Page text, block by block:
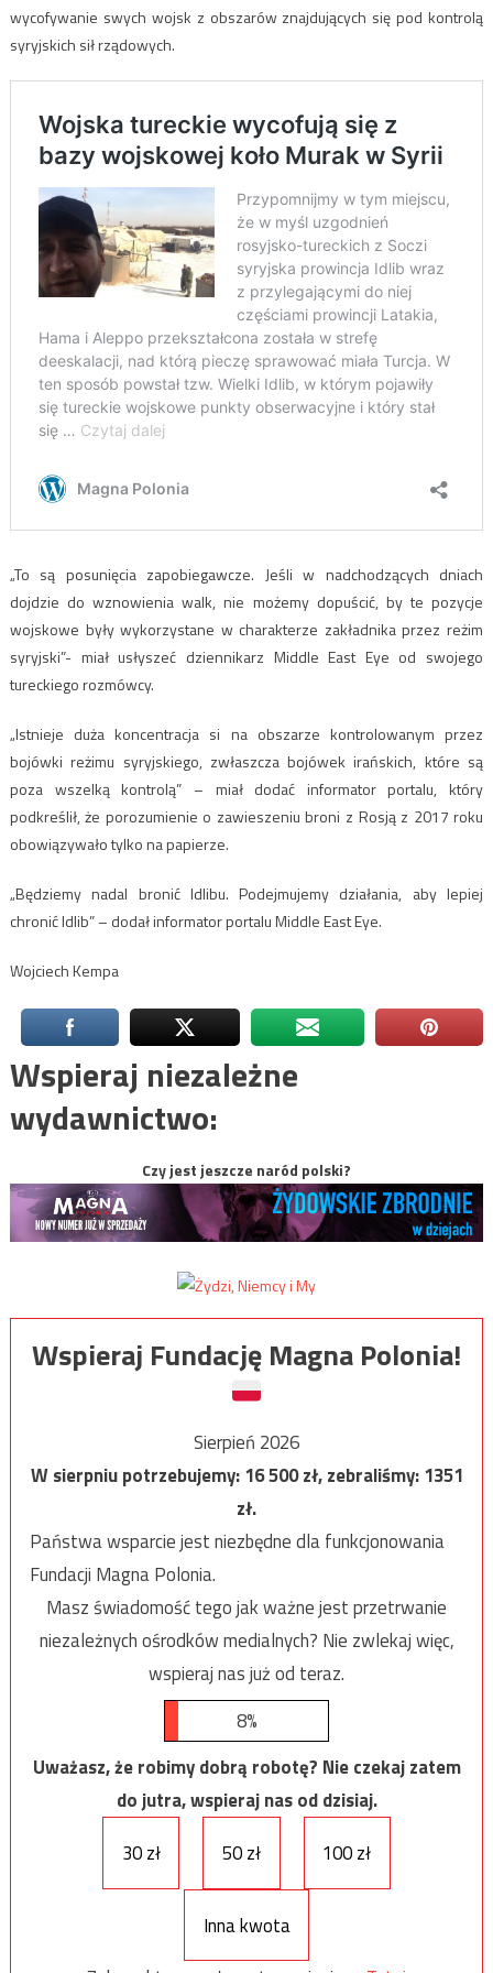
wycofywanie swych wojsk z obszarów znajdujących się pod kontrolą
syryjskich sił rządowych.
„To są posunięcia zapobiegawcze. Jeśli w nadchodzących dniach
dojdzie do wznowienia walk, nie możemy dopuścić, by te pozycje
wojskowe były wykorzystane w charakterze zakładnika przez reżim
syryjski”- miał usłyszeć dziennikarz Middle East Eye od swojego
tureckiego rozmówcy.
„Istnieje duża koncentracja si na obszarze kontrolowanym przez
bojówki reżimu syryjskiego, zwłaszcza bojówek irańskich, które są
poza wszelką kontrolą” – miał dodać informator portalu, który
podkreślił, że porozumienie o zawieszeniu broni z Rosją z 2017 roku
obowiązywało tylko na papierze.
„Będziemy nadal bronić Idlibu. Podejmujemy działania, aby lepiej
chronić Idlib” – dodał informator portalu Middle East Eye.
Wojciech Kempa
Wspieraj niezależne
wydawnictwo:
Czy jest jeszcze naród polski?
Wspieraj Fundację Magna Polonia!
Sierpień 2026
W sierpniu potrzebujemy:16 500zł, zebraliśmy:1351
zł.
Państwa wsparcie jest niezbędne dla funkcjonowania
Fundacji Magna Polonia.
Masz świadomość tego jak ważne jest przetrwanie
niezależnych ośrodków medialnych? Nie zwlekaj więc,
wspieraj nas już od teraz.
8%
Uważasz, że robimy dobrą robotę? Nie czekaj zatem
do jutra, wspieraj nas od dzisiaj.
30 zł
50 zł 100 zł
Inna kwota